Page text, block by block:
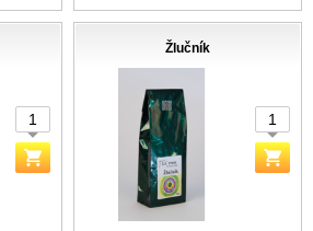
Žlučník